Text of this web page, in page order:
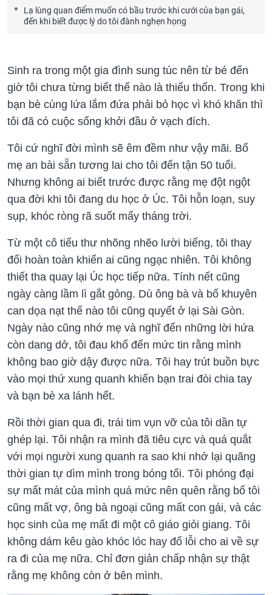
Lạ lùng quan điểm muốn có bầu trước khi cưới của bạn gái,
đến khi biết được lý do tôi đành nghẹn họng
Sinh ra trong một gia đình sung túc nên từ bé đến
giờ tôi chưa từng biết thế nào là thiếu thốn. Trong khi
bạn bè cùng lứa lắm đứa phải bỏ học vì khó khăn thì
tôi đã có cuộc sống khởi đầu ở vạch đích.
Tôi cứ nghĩ đời mình sẽ êm đềm như vậy mãi. Bố
mẹ an bài sẵn tương lai cho tôi đến tận 50 tuổi.
Nhưng không ai biết trước được rằng mẹ đột ngột
qua đời khi tôi đang du học ở Úc. Tôi hỗn loạn, suy
sụp, khóc ròng rã suốt mấy tháng trời.
Từ một cô tiểu thư nhõng nhẽo lười biếng, tôi thay
đổi hoàn toàn khiến ai cũng ngạc nhiên. Tôi không
thiết tha quay lại Úc học tiếp nữa. Tính nết cũng
ngày càng lầm lì gắt gỏng. Dù ông bà và bố khuyên
can dọa nạt thế nào tôi cũng quyết ở lại Sài Gòn.
Ngày nào cũng nhớ mẹ và nghĩ đến những lời hứa
còn dang dở, tôi đau khổ đến mức tin rằng mình
không bao giờ dậy được nữa. Tôi hay trút buồn bực
vào mọi thứ xung quanh khiến bạn trai đòi chia tay
và bạn bè xa lánh hết.
Rồi thời gian qua đi, trái tim vụn vỡ của tôi dần tự
ghép lại. Tôi nhận ra mình đã tiêu cực và quá quắt
với mọi người xung quanh ra sao khi nhớ lại quãng
thời gian tự dìm mình trong bóng tối. Tôi phóng đại
sự mất mát của mình quá mức nên quên rằng bố tôi
cũng mất vợ, ông bà ngoại cũng mất con gái, và các
học sinh của mẹ mất đi một cô giáo giỏi giang. Tôi
không dám kêu gào khóc lóc hay đổ lỗi cho ai về sự
ra đi của mẹ nữa. Chỉ đơn giản chấp nhận sự thật
rằng mẹ không còn ở bên mình.